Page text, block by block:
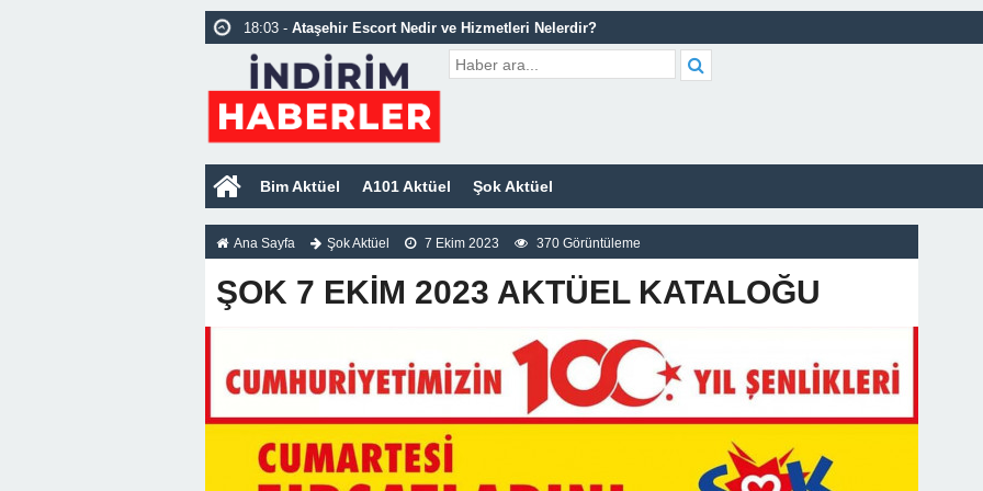
18:03 - Ataşehir Escort Nedir ve Hizmetleri Nelerdir?
18:03 - Pendik Escort Nedir ve Hizmetleri Nelerdir?
16:49 -Arap Güzel Kızlar Ümraniye Escort Sitesi
23:46 -Kartal Escort Bayan Vip Deniz
Bim Aktüel A101 Aktüel Şok Aktüel
Ana Sayfa Şok Aktüel 7 Ekim 2023 370 Görüntüleme
ŞOK 7 EKİM 2023 AKTÜEL KATALOĞU